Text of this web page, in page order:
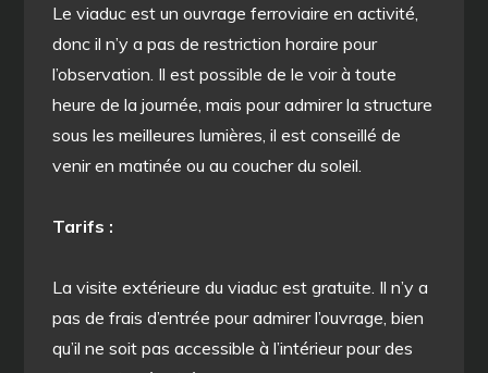
Le viaduc est un ouvrage ferroviaire en activité,
donc il n’y a pas de restriction horaire pour
l’observation. Il est possible de le voir à toute
heure de la journée, mais pour admirer la structure
sous les meilleures lumières, il est conseillé de
venir en matinée ou au coucher du soleil.
Tarifs :
La visite extérieure du viaduc est gratuite. Il n’y a
pas de frais d’entrée pour admirer l’ouvrage, bien
qu’il ne soit pas accessible à l’intérieur pour des